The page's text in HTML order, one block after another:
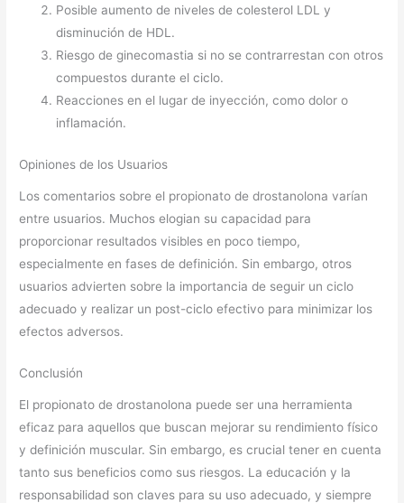
Posible aumento de niveles de colesterol LDL y
disminución de HDL.
Riesgo de ginecomastia si no se contrarrestan con otros
compuestos durante el ciclo.
Reacciones en el lugar de inyección, como dolor o
inflamación.
Opiniones de los Usuarios
Los comentarios sobre el propionato de drostanolona varían
entre usuarios. Muchos elogian su capacidad para
proporcionar resultados visibles en poco tiempo,
especialmente en fases de definición. Sin embargo, otros
usuarios advierten sobre la importancia de seguir un ciclo
adecuado y realizar un post-ciclo efectivo para minimizar los
efectos adversos.
Conclusión
El propionato de drostanolona puede ser una herramienta
eficaz para aquellos que buscan mejorar su rendimiento físico
y definición muscular. Sin embargo, es crucial tener en cuenta
tanto sus beneficios como sus riesgos. La educación y la
responsabilidad son claves para su uso adecuado, y siempre